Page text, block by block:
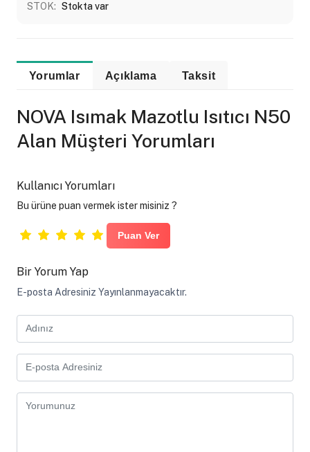
STOK: Stokta var
Yorumlar Açıklama Taksit
NOVA Isımak Mazotlu Isıtıcı N50
Alan Müşteri Yorumları
Kullanıcı Yorumları
Bu ürüne puan vermek ister misiniz ?
Bir Yorum Yap
E-posta Adresiniz Yayınlanmayacaktır.